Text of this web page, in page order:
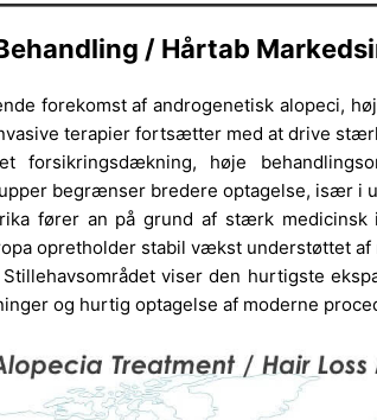
/ Hårtab
forekomst af androgenetisk alopeci,
terapier fortsætter med at drive
forsikringsdækning, høje
begrænser bredere optagelse, især i
fører an på grund af stærk
opretholder stabil vækst understøttet
viser den hurtigste
og hurtig optagelse af moderne